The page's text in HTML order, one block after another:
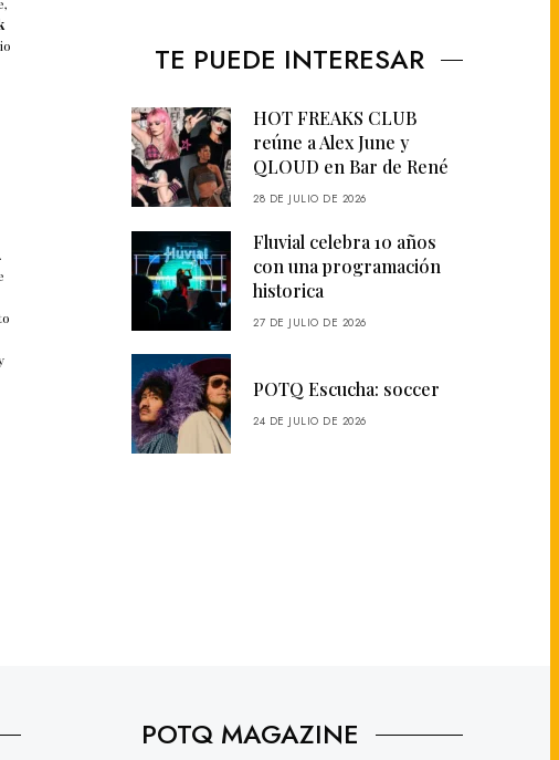
TE PUEDE INTERESAR
HOT FREAKS CLUB
reúne a Alex June y
QLOUD en Bar de René
28 DE JULIO DE 2026
Fluvial celebra 10 años
con una programación
historica
27 DE JULIO DE 2026
POTQ Escucha: soccer
24 DE JULIO DE 2026
POTQ MAGAZINE